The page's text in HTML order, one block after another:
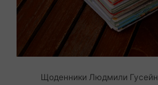
Щоденники Людмили